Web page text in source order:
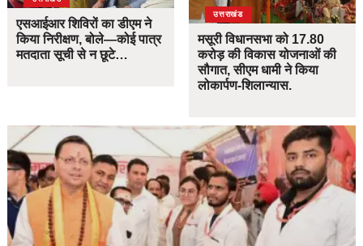
एसआईआर शिविरों का डीएम ने
किया निरीक्षण, बोले—कोई पात्र
मतदाता सूची से न छूटे…
उत्तराखंड
मसूरी विधानसभा को 17.80
करोड़ की विकास योजनाओं की
सौगात, सीएम धामी ने किया
लोकार्पण-शिलान्यास.